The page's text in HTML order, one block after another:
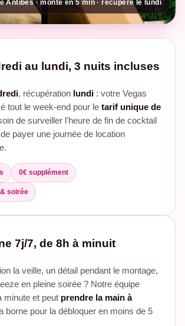
Antibes · monté en 5 min · récupéré le lundi
au lundi, 3 nuits incluses
, récupération lundi : votre Vegas
tout le week-end pour le tarif unique de
de surveiller l'heure de fin de cocktail
payer une journée de location
0€ supplément
soirée
7j/7, de 8h à minuit
la veille, un détail pendant le montage,
en pleine soirée ? Notre équipe
minute et peut prendre la main à
borne pour la débloquer en moins de 5